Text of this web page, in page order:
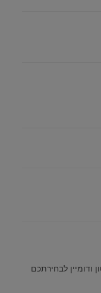
ודומיין לבחירתכם